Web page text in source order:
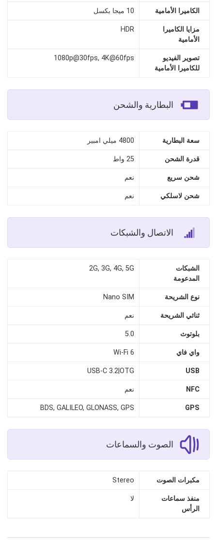
الكاميرا الأمامية 10 ميجا بكسل
مزايا الكاميرا
الأمامية
HDR
تصوير الفيديو
للكاميرا الأمامية
1080p@30fps, 4K@60fps
البطارية والشحن
سعة البطارية 4800 ميلي امبير
قدرة الشحن 25 واط
شحن سريع نعم
شحن لاسلكي نعم
الاتصال والشبكات
الشبكات
المدعومة
2G, 3G, 4G, 5G
نوع الشريحة Nano SIM
ثنائي الشريحة نعم
بلوتوث 5.0
واي فاي Wi-Fi 6
USB
USB-C 3.2|OTG
NFC نعم
GPS
BDS, GALILEO, GLONASS, GPS
الصوت والسماعات
مكبرات الصوت Stereo
منفذ سماعات
الرأس
لا